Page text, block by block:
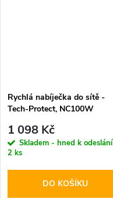
Rychlá nabíječka do sítě -
Tech-Protect, NC100W
1 098 Kč
Skladem - hned k odeslání
2 ks
DO KOŠÍKU